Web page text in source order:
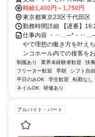
時給1,400円～1,750円
東京都東京23区千代田区
勤務時間詳細 【遅番】
仕事内容 ・‥…─*・
やで理想の働き方を叶
ンコホール内での接客を
制服あり 業界未経験者歓迎 扶
フリーター歓迎
早朝 シフト自由
平日のみOK
学生歓迎 転勤なし
ネイルOK
研修あり
アルバイト・パート